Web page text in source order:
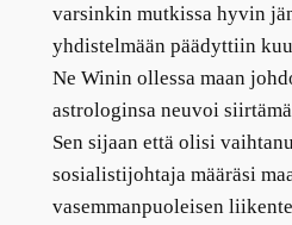
varsinkin mutkissa hyvin
yhdistelmään päädyttiin
Ne Winin ollessa maan
astrologinsa neuvoi
Sen sijaan että olisi
sosialistijohtaja määräsi
vasemmanpuoleisen